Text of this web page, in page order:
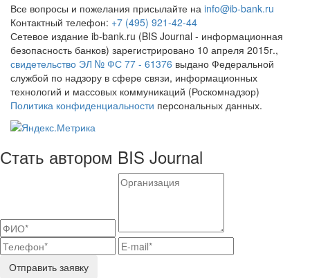
Все вопросы и пожелания присылайте на info@ib-bank.ru
Контактный телефон: +7 (495) 921-42-44
Сетевое издание ib-bank.ru (BIS Journal - информационная
безопасность банков) зарегистрировано 10 апреля 2015г.,
свидетельство ЭЛ № ФС 77 - 61376 выдано Федеральной
службой по надзору в сфере связи, информационных
технологий и массовых коммуникаций (Роскомнадзор)
Политика конфиденциальности персональных данных.
Стать автором BIS Journal
Отправить заявку